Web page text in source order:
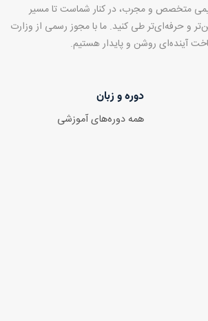
متخصص و مجرب، در کنار شماست تا مسیر
و حرفه‌ای‌تر طی کنید. ما با مجوز رسمی از وزارت
آینده‌ای روشن و پایدار هستیم.
دوره و زبان
همه دوره‌های آموزشی